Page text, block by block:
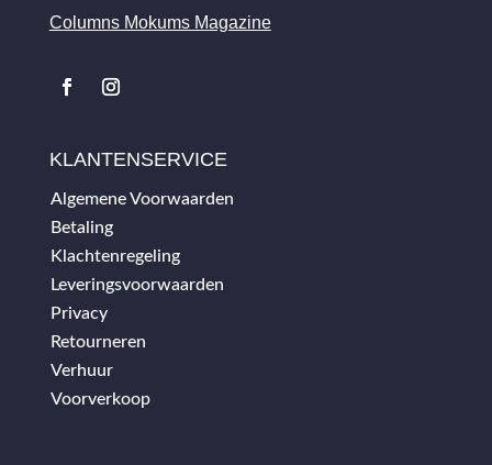
Columns Mokums Magazine
KLANTENSERVICE
Algemene Voorwaarden
Betaling
Klachtenregeling
Leveringsvoorwaarden
Privacy
Retourneren
Verhuur
Voorverkoop